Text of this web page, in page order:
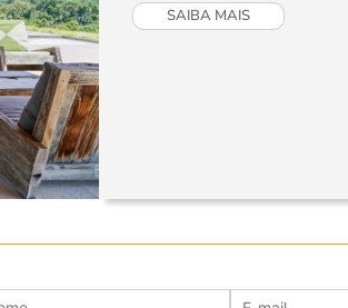
SAIBA MAIS